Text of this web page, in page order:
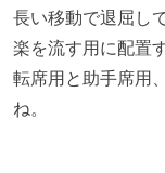
長い移動で退屈し
楽を流す用に配置
転席用と助手席用
ね。